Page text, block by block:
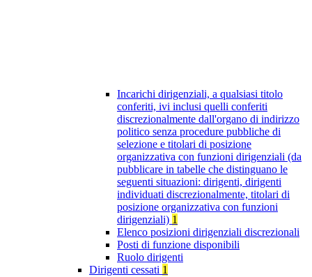
Incarichi dirigenziali, a qualsiasi titolo
conferiti, ivi inclusi quelli conferiti
discrezionalmente dall'organo di indirizzo
politico senza procedure pubbliche di
selezione e titolari di posizione
organizzativa con funzioni dirigenziali (da
pubblicare in tabelle che distinguano le
seguenti situazioni: dirigenti, dirigenti
individuati discrezionalmente, titolari di
posizione organizzativa con funzioni
dirigenziali) 1
Elenco posizioni dirigenziali discrezionali
Posti di funzione disponibili
Ruolo dirigenti
Dirigenti cessati 1